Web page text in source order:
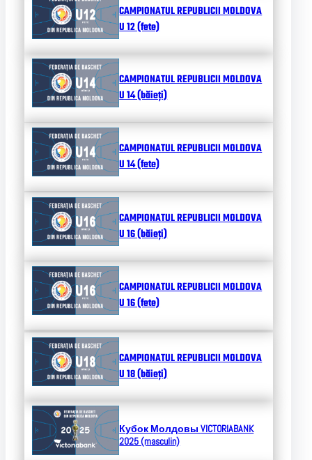
CAMPIONATUL REPUBLICII MOLDOVA
U 12 (fete)
CAMPIONATUL REPUBLICII MOLDOVA
U 14 (băieți)
CAMPIONATUL REPUBLICII MOLDOVA
U 14 (fete)
CAMPIONATUL REPUBLICII MOLDOVA
U 16 (băieți)
CAMPIONATUL REPUBLICII MOLDOVA
U 16 (fete)
CAMPIONATUL REPUBLICII MOLDOVA
U 18 (băieți)
Кубок МолдовыVICTORIABANK
2025 (masculin)